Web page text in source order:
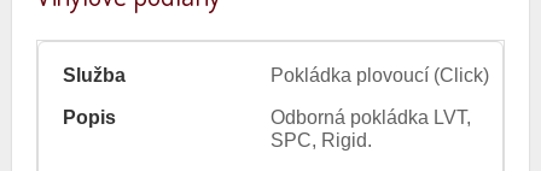
Pokládka plovoucí (Click)
Odborná pokládka LVT,
SPC, Rigid.